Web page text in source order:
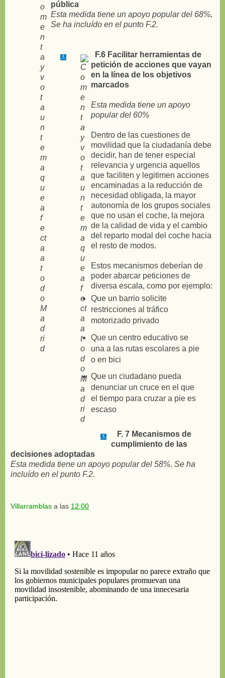
pública
Esta medida tiene un apoyo popular del 68%.
Se ha incluído en el punto F.2.
F.6 Facilitar herramientas de
petición de acciones que vayan
en la línea de los objetivos
marcados
Esta medida tiene un apoyo
popular del 60%
Dentro de las cuestiones de
movilidad que la ciudadanía debe
decidir, han de tener especial
relevancia y urgencia aquellos
que faciliten y legitimen acciones
encaminadas a la reducción de
necesidad obligada, la mayor
autonomía de los grupos sociales
que no usan el coche, la mejora
de la calidad de vida y el cambio
del reparto modal del coche hacia
el resto de modos.
Estos mecanismos deberían de
poder abarcar peticiones de
diversa escala, como por ejemplo:
Que un barrio solicite
restricciones al tráfico
motorizado privado
Que un centro educativo se
una a las rutas escolares a pie
o en bici
Que un ciudadano pueda
denunciar un cruce en el que
el tiempo para cruzar a pie es
escaso
F. 7 Mecanismos de
cumplimiento de las
decisiones adoptadas
Esta medida tiene un apoyo popular del 58%. Se ha
incluído en el punto F.2.
Villarramblas a las 12:00